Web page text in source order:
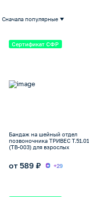
Сначала популярные
Сертификат СФР
Бандаж на шейный отдел
позвоночника ТРИВЕС Т.51.01
(ТВ-003) для взрослых
от 589 ₽ +29